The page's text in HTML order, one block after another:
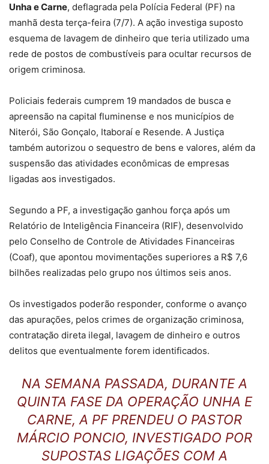
Unha e Carne, deflagrada pela Polícia Federal (PF) na
manhã desta terça-feira (7/7). A ação investiga suposto
esquema de lavagem de dinheiro que teria utilizado uma
rede de postos de combustíveis para ocultar recursos de
origem criminosa.
Policiais federais cumprem 19 mandados de busca e
apreensão na capital fluminense e nos municípios de
Niterói, São Gonçalo, Itaboraí e Resende. A Justiça
também autorizou o sequestro de bens e valores, além da
suspensão das atividades econômicas de empresas
ligadas aos investigados.
Segundo a PF, a investigação ganhou força após um
Relatório de Inteligência Financeira (RIF), desenvolvido
pelo Conselho de Controle de Atividades Financeiras
(Coaf), que apontou movimentações superiores a R$ 7,6
bilhões realizadas pelo grupo nos últimos seis anos.
Os investigados poderão responder, conforme o avanço
das apurações, pelos crimes de organização criminosa,
contratação direta ilegal, lavagem de dinheiro e outros
delitos que eventualmente forem identificados.
NA SEMANA PASSADA, DURANTE A
QUINTA FASE DA OPERAÇÃO UNHA E
CARNE, A PF PRENDEU O PASTOR
MÁRCIO PONCIO, INVESTIGADO POR
SUPOSTAS LIGAÇÕES COM A